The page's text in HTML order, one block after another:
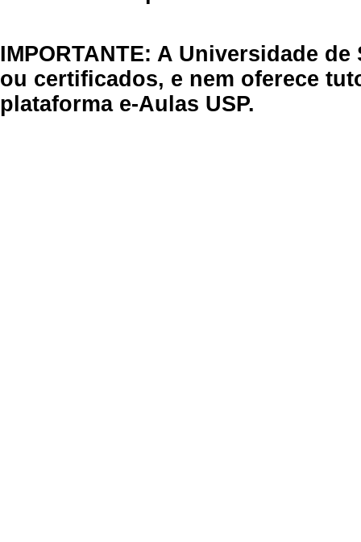
IMPORTANTE: A Universidade
ou certificados, e nem oferece
plataforma e-Aulas USP.